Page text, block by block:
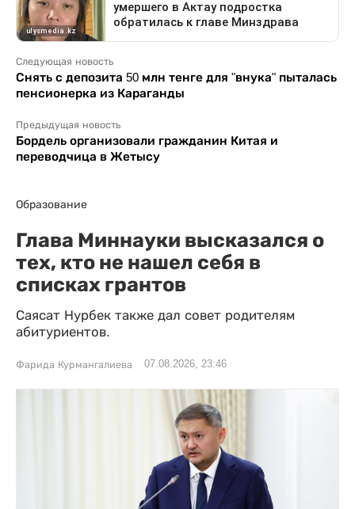
Следующая новость
Снять с депозита 50 млн тенге для "внука" пыталась
пенсионерка из Караганды
Предыдущая новость
Бордель организовали гражданин Китая и
переводчица в Жетысу
Образование
Глава Миннауки высказался о
тех, кто не нашел себя в
списках грантов
Саясат Нурбек также дал совет родителям
абитуриентов.
Фарида Курмангалиева 07.08.2026, 23:46